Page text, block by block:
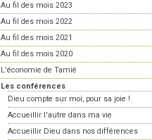
Au fil des mois 2023
Au fil des mois 2022
Au fil des mois 2021
Au fil des mois 2020
L'économie de Tamié
Les conférences
Dieu compte sur moi, pour sa joie !
Accueillir l'autre dans ma vie
Accueillir Dieu dans nos différences